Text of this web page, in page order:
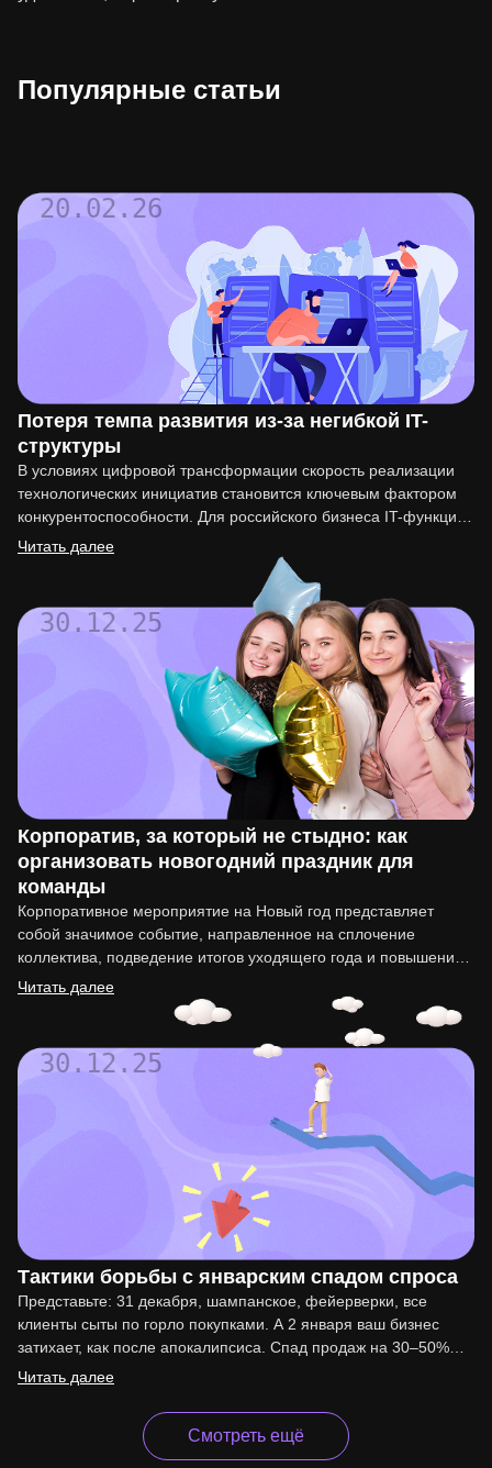
Популярные статьи
20.02.26
Потеря темпа развития из-за негибкой IT-
структуры
В условиях цифровой трансформации скорость реализации
технологических инициатив становится ключевым фактором
конкурентоспособности. Для российского бизнеса IT-функция
перестала быть вспомогательной. Она напрямую влияет на
Читать далее
30.12.25
Корпоратив, за который не стыдно: как
организовать новогодний праздник для
команды
Корпоративное мероприятие на Новый год представляет
собой значимое событие, направленное на сплочение
коллектива, подведение итогов уходящего года и повышение
мотивации сотрудников. Организация такого праздника…
Читать далее
30.12.25
Тактики борьбы с январским спадом спроса
Представьте: 31 декабря, шампанское, фейерверки, все
клиенты сыты по горло покупками. А 2 января ваш бизнес
затихает, как после апокалипсиса. Спад продаж на 30–50%…
Читать далее
Смотреть ещё